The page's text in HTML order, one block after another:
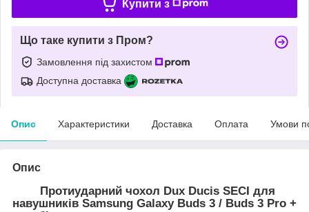
Купити з
Що таке купити з Пром?
Замовлення під захистом
Доступна доставка
Опис Характеристики Доставка Оплата Умови
Опис
Протиударний чохол Dux Ducis SECI для
навушників Samsung Galaxy Buds 3 / Buds 3 Pro +